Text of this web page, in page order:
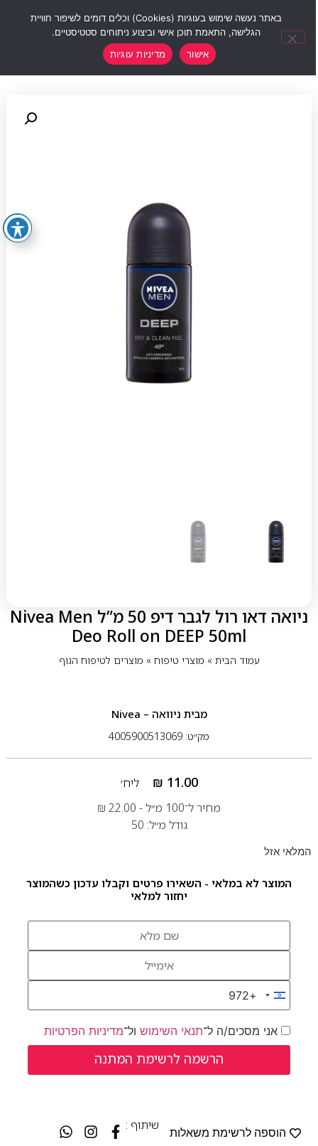
ניואה דאו רול לגבר דיפ 50 מ”ל Nivea Men
Deo Roll on DEEP 50ml
עמוד הבית» מוצרי טיפוח» מוצרים לטיפוח הגוף
מבית ניוואה – Nivea
מק״ט: 4005900513069
₪ 11.00
ליח׳
מחיר ל־100 מ״ל -
₪ 22.00
גודל מ״ל: 50
המלאי אזל
המוצר לא במלאי - השאירו פרטים וקבלו עדכון כשהמוצר
יחזור למלאי
Israel +972
+972
אני מסכים/ה ל־תנאי השימושול־מדיניות הפרטיות
הוספה לרשימת משאלות
שיתוף :
באתר נעשה שימוש בעוגיות (Cookies) וכלים דומים לשיפור חוויית
הגלישה, התאמת תוכן אישי וביצוע ניתוחים סטטיסטיים.
אישור
מדיניות עוגיות